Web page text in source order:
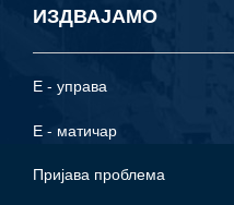
ИЗДВАЈАМО
Е - управа
Е - матичар
Пријава проблема